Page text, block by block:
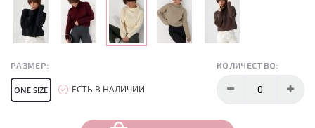
РАЗМЕР: КОЛИЧЕСТВО:
ONE SIZE ЕСТЬ В НАЛИЧИИ